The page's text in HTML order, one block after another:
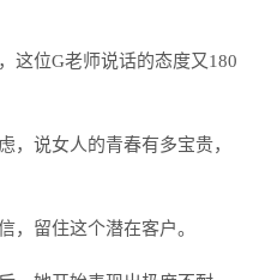
这位G老师说话的态度又180
，说女人的青春有多宝贵，
，留住这个潜在客户。